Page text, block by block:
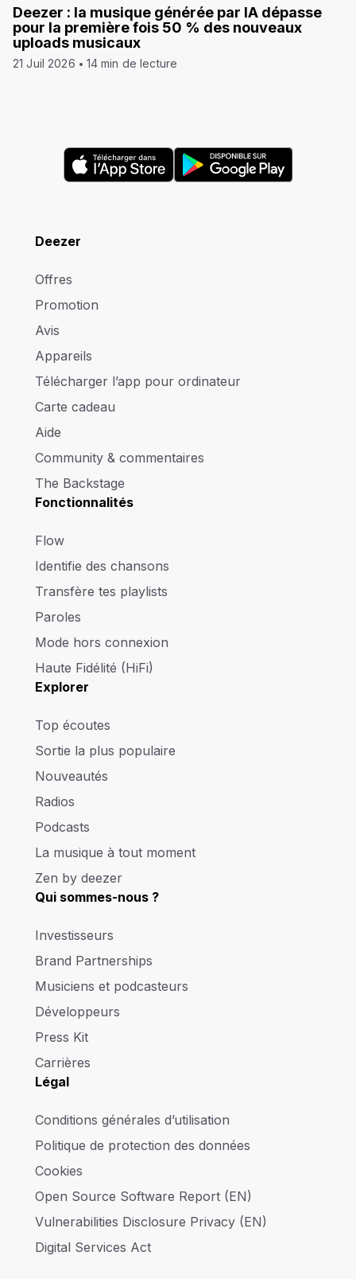
Deezer : la musique générée par IA dépasse
pour la première fois 50 % des nouveaux
uploads musicaux
21 Juil 2026 14 min de lecture
Deezer
Offres
Promotion
Avis
Appareils
Télécharger l’app pour ordinateur
Carte cadeau
Aide
Community & commentaires
The Backstage
Fonctionnalités
Flow
Identifie des chansons
Transfère tes playlists
Paroles
Mode hors connexion
Haute Fidélité (HiFi)
Explorer
Top écoutes
Sortie la plus populaire
Nouveautés
Radios
Podcasts
La musique à tout moment
Zen by deezer
Qui sommes-nous ?
Investisseurs
Brand Partnerships
Musiciens et podcasteurs
Développeurs
Press Kit
Carrières
Légal
Conditions générales d’utilisation
Politique de protection des données
Cookies
Open Source Software Report (EN)
Vulnerabilities Disclosure Privacy (EN)
Digital Services Act